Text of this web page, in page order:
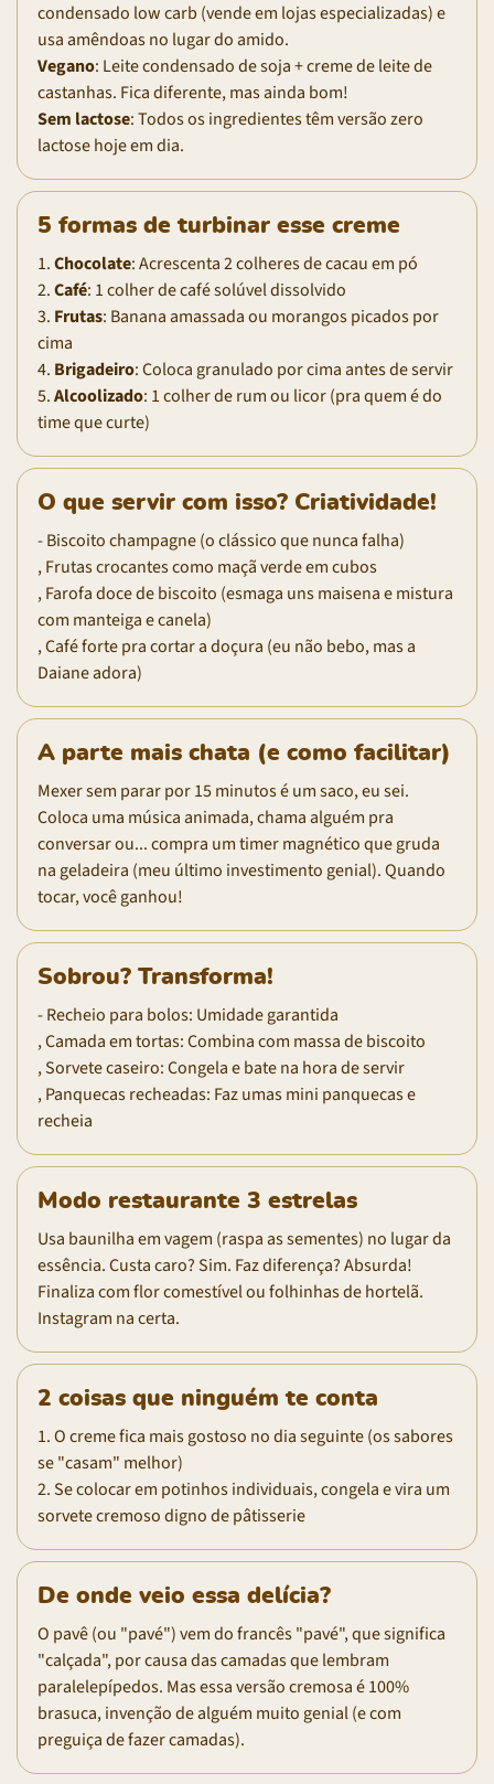
condensado low carb (vende em lojas especializadas) e
usa amêndoas no lugar do amido.
Vegano: Leite condensado de soja + creme de leite de
castanhas. Fica diferente, mas ainda bom!
Sem lactose: Todos os ingredientes têm versão zero
lactose hoje em dia.
5 formas de turbinar esse creme
1.Chocolate: Acrescenta 2 colheres de cacau em pó
2.Café: 1 colher de café solúvel dissolvido
3. Frutas: Banana amassada ou morangos picados por
cima
4. Brigadeiro: Coloca granulado por cima antes de servir
5.Alcoolizado: 1 colher de rum ou licor (pra quem é do
time que curte)
O que servir com isso? Criatividade!
- Biscoito champagne (o clássico que nunca falha)
, Frutas crocantes como maçã verde em cubos
, Farofa doce de biscoito (esmaga uns maisena e mistura
com manteiga e canela)
, Café forte pra cortar a doçura (eu não bebo, mas a
Daiane adora)
A parte mais chata (e como facilitar)
Mexer sem parar por 15 minutos é um saco, eu sei.
Coloca uma música animada, chama alguém pra
conversar ou... compra um timer magnético que gruda
na geladeira (meu último investimento genial). Quando
tocar, você ganhou!
Sobrou? Transforma!
- Recheio para bolos: Umidade garantida
, Camada em tortas: Combina com massa de biscoito
, Sorvete caseiro: Congela e bate na hora de servir
, Panquecas recheadas: Faz umas mini panquecas e
recheia
Modo restaurante 3 estrelas
Usa baunilha em vagem (raspa as sementes) no lugar da
essência. Custa caro? Sim. Faz diferença? Absurda!
Finaliza com flor comestível ou folhinhas de hortelã.
Instagram na certa.
2 coisas que ninguém te conta
1. O creme fica mais gostoso no dia seguinte (os sabores
se "casam" melhor)
2. Se colocar em potinhos individuais, congela e vira um
sorvete cremoso digno de pâtisserie
De onde veio essa delícia?
O pavê (ou "pavé") vem do francês "pavé", que significa
"calçada", por causa das camadas que lembram
paralelepípedos. Mas essa versão cremosa é 100%
brasuca, invenção de alguém muito genial (e com
preguiça de fazer camadas).